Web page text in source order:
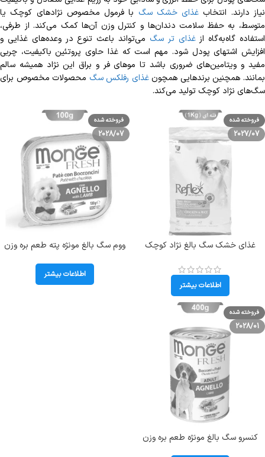
نیاز دارند. انتخاب غذای خشک سگ با فرمول مخصوص نژادهای کوچک یا
متوسط، به حفظ سلامت دندان‌ها و کنترل وزن آن‌ها کمک می‌کند. از طرفی،
استفاده گاه‌به‌گاه ازغذای تر سگ می‌تواند باعث تنوع در وعده‌های غذایی و
افزایش اشتهای پودل شود. مهم است که غذا حاوی پروتئین باکیفیت، چربی
مفید و ویتامین‌های ضروری باشد تا موهای فر و براق این نژاد همیشه سالم
بمانند. همچنین برندهایی همچونغذای رفلکس سگ محصولات مخصوص برای
سگ‌های نژاد کوچک تولید می‌کند.
فروخته شده
2027/07
غذای خشک سگ بالغ نژاد کوچک
مرغ و برنج رفلکس (Small bread
reflex) وزن 1 کیلوگرماطلاعات بیشتر
فروخته شده
2028/07
ووم سگ بالغ مونژه پته طعم بره وزن
اطلاعات بیشتر
فروخته شده
2028/01
کنسرو سگ بالغ مونژه طعم بره وزن